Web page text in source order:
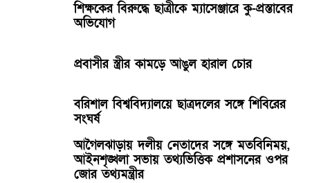
শিক্ষকের বিরুদ্ধে ছাত্রীকে ম্যাসেঞ্জারে কু-প্রস্তাবের
অভিযোগ
প্রবাসীর স্ত্রীর কামড়ে আঙুল হারাল চোর
বরিশাল বিশ্ববিদ্যালয়ে ছাত্রদলের সঙ্গে শিবিরের
সংঘর্ষ
আগৈলঝাড়ায় দলীয় নেতাদের সঙ্গে মতবিনিময়,
আইনশৃঙ্খলা সভায় তথ্যভিত্তিক প্রশাসনের ওপর
জোর তথ্যমন্ত্রীর